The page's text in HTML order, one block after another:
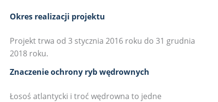
Okres realizacji projektu
Projekt trwa od 3 stycznia 2016 roku do 31 grudnia
2018 roku.
Znaczenie ochrony ryb wędrownych
Łosoś atlantycki i troć wędrowna to jedne